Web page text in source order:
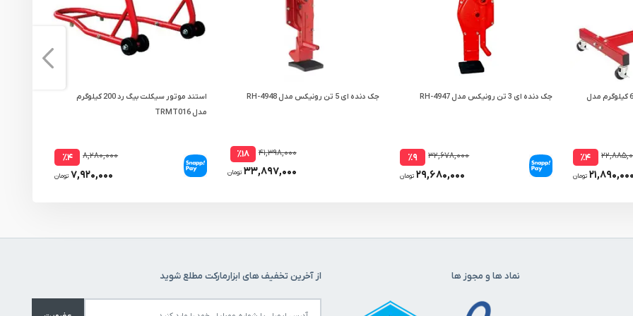
استند موتور بیگ رد تاشو 680 کیلوگرم مدل
٪۴
تومان
جک دنده ای 3 تن رونیکس مدل RH-4947
۳۲,۶۷۸,۰۰۰ ٪۹
۲۹,۶۸۰,۰۰۰ تومان
جک دنده ای 5 تن رونیکس مدل RH-4948
۴۱,۳۹۸,۰۰۰ ٪۱۸
۳۳,۸۹۷,۰۰۰ تومان
استند موتور سیکلت بیگ رد 200 کیلوگرم
مدل TRMT016
۸,۲۸۰,۰۰۰ ٪۴
۷,۹۲۰,۰۰۰ تومان
نماد ها و مجوز ها از آخرین تخفیف های ابزارمارکت مطلع شوید